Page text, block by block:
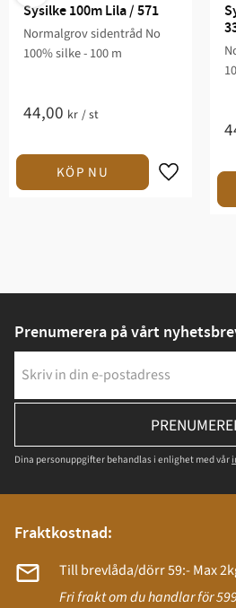
Sysilke 100m Lila / 571
Normalgrov sidentråd No
100% silke - 100 m
44,00 kr /st
Prenumerera på vårt
Dina personuppgifter behandlas i enlighet med vår
Fraktkostnad:
Till brevlåda/dörr 59:- Max
Fri frakt om du handlar för